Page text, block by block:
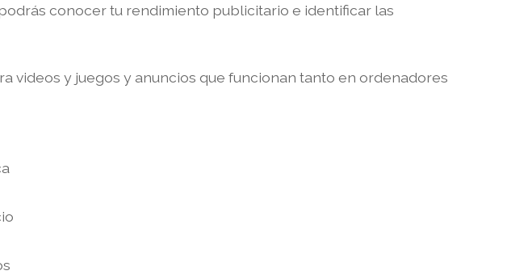
conocer tu rendimiento publicitario e identificar las
videos y juegos y anuncios que funcionan tanto en ordenadores